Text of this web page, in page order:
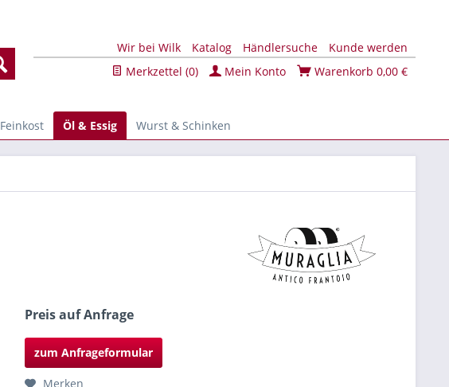
Wir bei Wilk Katalog Händlersuche
Kunde werden
Merkzettel (0) Mein Konto Warenkorb 0,00 €
Feinkost Öl & Essig Wurst & Schinken
Preis auf Anfrage
zum Anfrageformular
Merken